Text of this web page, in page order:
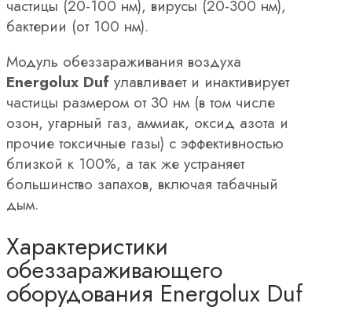
частицы (20-100 нм), вирусы (20-300 нм),
бактерии (от 100 нм).
Модуль обеззараживания воздуха
Energolux Duf улавливает и инактивирует
частицы размером от 30 нм (в том числе
озон, угарный газ, аммиак, оксид азота и
прочие токсичные газы) с эффективностью
близкой к 100%, а так же устраняет
большинство запахов, включая табачный
дым.
Характеристики
обеззараживающего
оборудования Energolux Duf